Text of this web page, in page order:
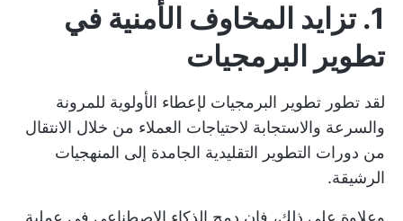
1. تزايد المخاوف الأمنية في
تطوير البرمجيات
لقد تطور تطوير البرمجيات لإعطاء الأولوية للمرونة
والسرعة والاستجابة لاحتياجات العملاء من خلال الانتقال
من دورات التطوير التقليدية الجامدة إلى المنهجيات
الرشيقة.
وعلاوة على ذلك، فإن دمج الذكاء الاصطناعي في عملية